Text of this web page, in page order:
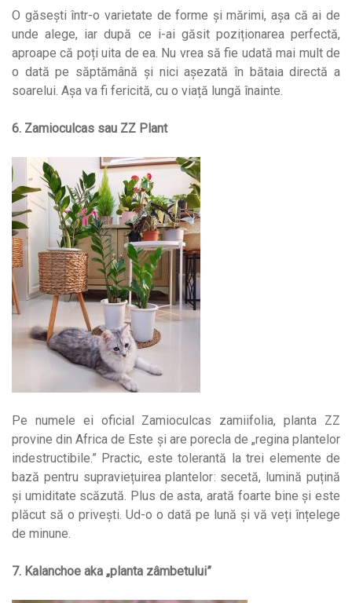
O găsești într-o varietate de forme și mărimi, așa că ai de
unde alege, iar după ce i-ai găsit poziționarea perfectă,
aproape că poți uita de ea. Nu vrea să fie udată mai mult de
o dată pe săptămână și nici așezată în bătaia directă a
soarelui. Așa va fi fericită, cu o viață lungă înainte.
6. Zamioculcas sau ZZ Plant
Pe numele ei oficial Zamioculcas zamiifolia, planta ZZ
provine din Africa de Este și are porecla de „regina plantelor
indestructibile.” Practic, este tolerantă la trei elemente de
bază pentru supraviețuirea plantelor: secetă, lumină puțină
și umiditate scăzută. Plus de asta, arată foarte bine și este
plăcut să o privești. Ud-o o dată pe lună și vă veți înțelege
de minune.
7. Kalanchoe aka „planta zâmbetului”